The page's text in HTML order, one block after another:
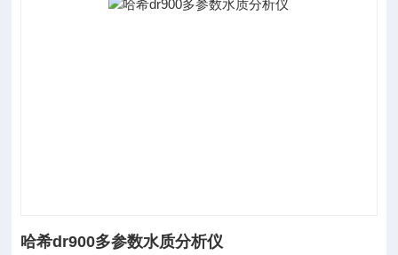
哈希dr900多参数水质分析仪